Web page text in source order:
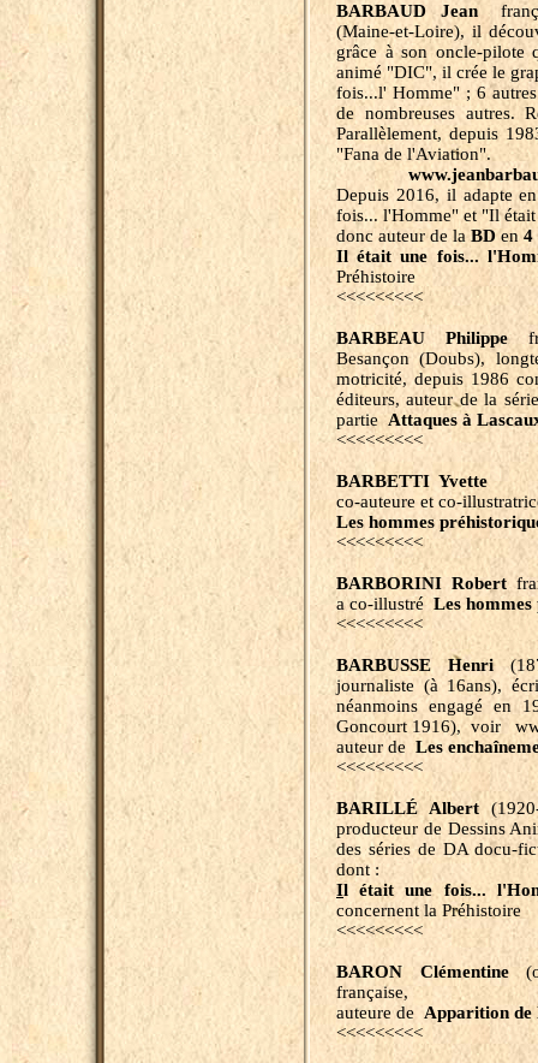
BARBAUD Jean
(Maine-et-Loire), il
grâce à son oncle-pilote
animé "DIC", il crée le
fois...l' Homme" ; 6
de nombreuses autres.
Parallèlement, depuis
"Fana de l'Aviation".
Depuis 2016, il adapte en
fois... l'Homme" et "Il
donc auteur de la BDen 4
Il était une fois...
Préhistoire
<<<<<<<<<
BARBEAU Philippe
Besançon (Doubs),
motricité, depuis 1986
éditeurs, auteur de la
partieAttaques à
<<<<<<<<<
BARBETTI Yvette
co-auteure et co-
Les hommes
<<<<<<<<<
BARBORINI Robert
a co-illustréLes hommes
<<<<<<<<<
BARBUSSE Henri
journaliste (à 16ans),
néanmoins engagé en
Goncourt 1916), voir
auteur de Les
<<<<<<<<<
BARILLÉ Albert
producteur de Dessins
des séries de DA docu-
dont :
Il était une fois...
concernent la Préhistoire
<<<<<<<<<
BARON Clémentine
française,
auteure de Apparition de
<<<<<<<<<